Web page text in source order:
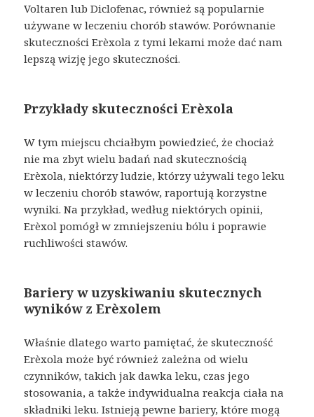
Voltaren lub Diclofenac, również są popularnie
używane w leczeniu chorób stawów. Porównanie
skuteczności Erèxola z tymi lekami może dać nam
lepszą wizję jego skuteczności.
Przykłady skuteczności Erèxola
W tym miejscu chciałbym powiedzieć, że chociaż
nie ma zbyt wielu badań nad skutecznością
Erèxola, niektórzy ludzie, którzy używali tego leku
w leczeniu chorób stawów, raportują korzystne
wyniki. Na przykład, według niektórych opinii,
Erèxol pomógł w zmniejszeniu bólu i poprawie
ruchliwości stawów.
Bariery w uzyskiwaniu skutecznych
wyników z Erèxolem
Właśnie dlatego warto pamiętać, że skuteczność
Erèxola może być również zależna od wielu
czynników, takich jak dawka leku, czas jego
stosowania, a także indywidualna reakcja ciała na
składniki leku. Istnieją pewne bariery, które mogą